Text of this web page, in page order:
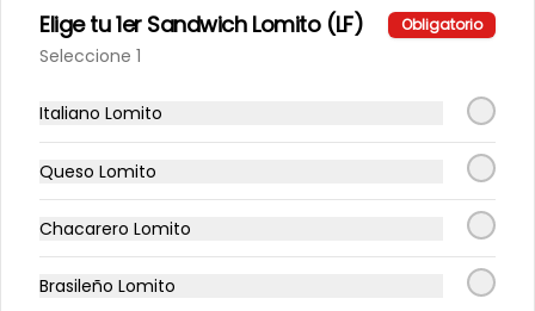
Conócenos
Elige tu 1er Sandwich Lomito (LF) Obligatorio
Seleccione 1
Italiano Lomito
Queso Lomito
Chacarero Lomito
Brasileño Lomito